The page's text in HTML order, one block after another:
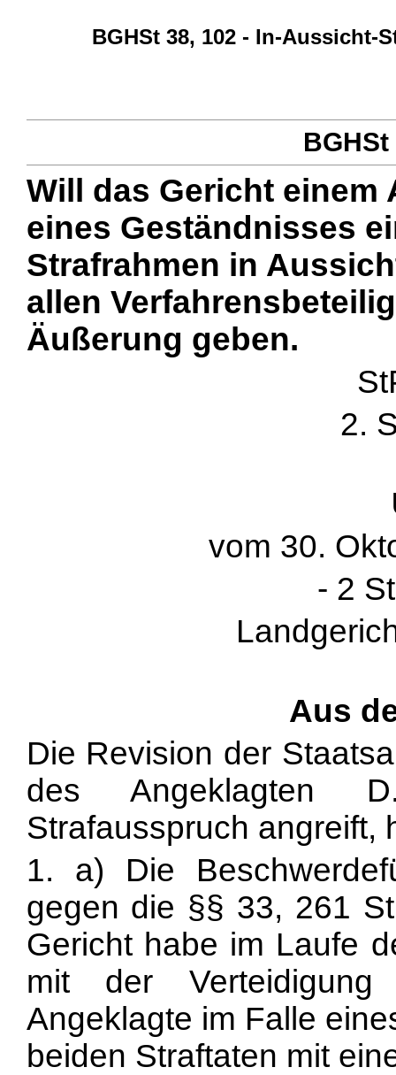
BGHSt 38, 102 - In-Aussicht-
BGHSt
Will das Gericht einem
eines Geständnisses
Strafrahmen in
allen
Äußerung geben.
2.
vom 30.
- 2
Aus
Die Revision der
des Angeklagten
Strafausspruch angreift,
1. a) Die
gegen die §§ 33, 261
Gericht habe im Laufe
mit der
Angeklagte im Falle
beiden Straftaten mit